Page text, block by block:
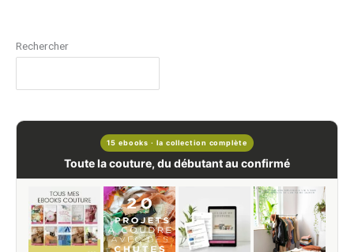
Rechercher
15 ebooks · la collection complète
Toute la couture, du débutant au confirmé